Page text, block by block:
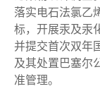
落实电石法氯乙
标，开展汞及汞
并提交首次双年
及其处置巴塞尔
准管理。